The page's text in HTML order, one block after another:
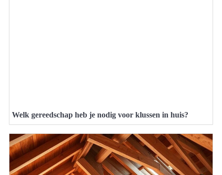
Welk gereedschap heb je nodig voor klussen in huis?